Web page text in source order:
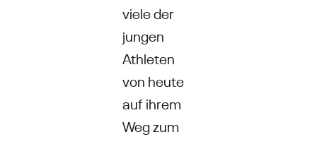
viele der
jungen
Athleten
von heute
auf ihrem
Weg zum